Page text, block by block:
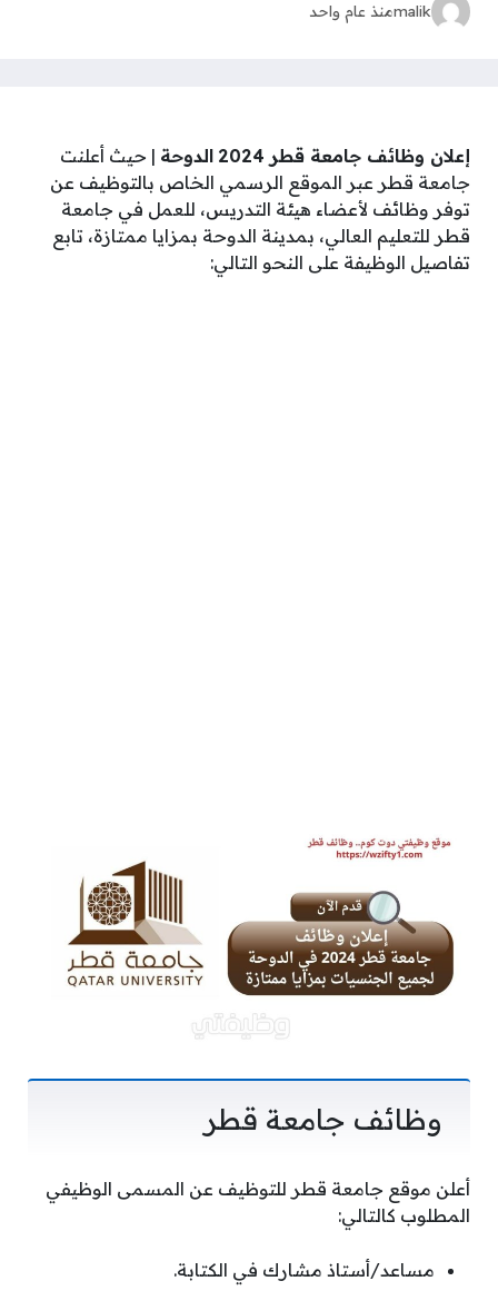
malikمنذ عام واحد
إعلان وظائف جامعة قطر 2024 الدوحة | حيث أعلنت
جامعة قطر عبر الموقع الرسمي الخاص بالتوظيف عن
توفر وظائف لأعضاء هيئة التدريس، للعمل في جامعة
قطر للتعليم العالي، بمدينة الدوحة بمزايا ممتازة، تابع
تفاصيل الوظيفة على النحو التالي:
وظائف جامعة قطر
أعلن موقع جامعة قطر للتوظيف عن المسمى الوظيفي
المطلوب كالتالي:
مساعد/أستاذ مشارك في الكتابة.